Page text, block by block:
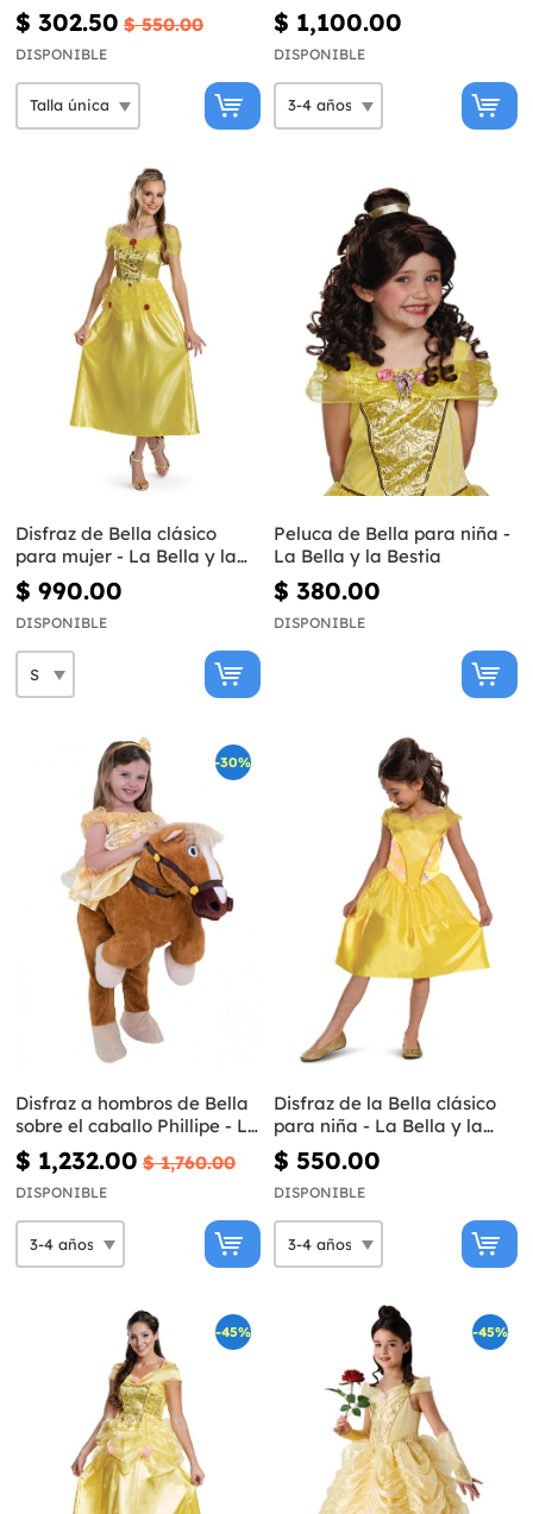
$ 302.50 $ 550.00
DISPONIBLE
$ 1,100.00
DISPONIBLE
Disfraz de Bella clásico
para mujer - La Bella y la
Bestia
$ 990.00
DISPONIBLE
Peluca de Bella para niña -
La Bella y la Bestia
$ 380.00
DISPONIBLE
-30%
Disfraz a hombros de Bella
sobre el caballo Phillipe - La
Bella y la Bestia
$ 1,232.00 $ 1,760.00
DISPONIBLE
Disfraz de la Bella clásico
para niña - La Bella y la
Bestia
$ 550.00
DISPONIBLE
-45% -45%